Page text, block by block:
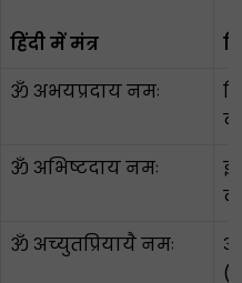
हिंदी में मंत्र
ॐ अभयप्रदाय नमः
ॐ अभिष्टदाय नमः
ॐ अच्युतप्रियायै नमः